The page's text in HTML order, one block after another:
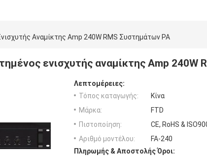
Αναμίκτης Amp 240W RMS Συστημάτων PA
ενισχυτής αναμίκτης Amp 240W
Λεπτομέρειες:
Τόπος καταγωγής:
Κίνα
Μάρκα:
FTD
Πιστοποίηση:
CE, RoHS &
Αριθμό μοντέλου:
FA-240
Πληρωμής & Αποστολής Όροι: